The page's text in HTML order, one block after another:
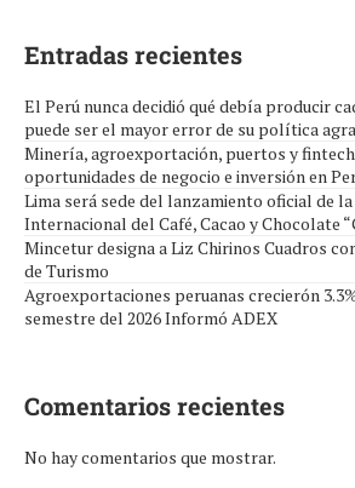
Entradas recientes
El Perú nunca decidió qué debía producir
puede ser el mayor error de su política
Minería, agroexportación, puertos y fintech
oportunidades de negocio e inversión en
Lima será sede del lanzamiento oficial de
Internacional del Café, Cacao y Chocolate
Mincetur designa a Liz Chirinos Cuadros
de Turismo
Agroexportaciones peruanas crecierón
semestre del 2026 Informó ADEX
Comentarios recientes
No hay comentarios que mostrar.